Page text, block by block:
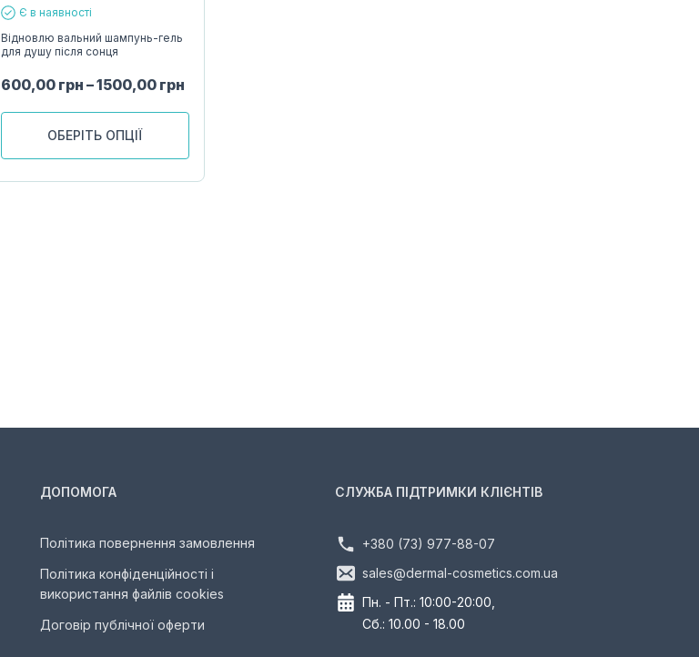
Є в наявності
Відновлю вальний шампунь-гель
для душу після сонця
600,00 грн –1500,00 грн
ОБЕРІТЬ ОПЦІЇ
ДОПОМОГА
Політика повернення замовлення
Політика конфіденційності і
використання файлів cookies
Договір публічної оферти
СЛУЖБА ПІДТРИМКИ КЛІЄНТІВ
+380 (73) 977-88-07
sales@dermal-cosmetics.com.ua
Пн. - Пт.: 10:00-20:00,
Сб.: 10.00 - 18.00